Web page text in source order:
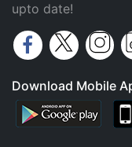
upto date!
Download Mobile